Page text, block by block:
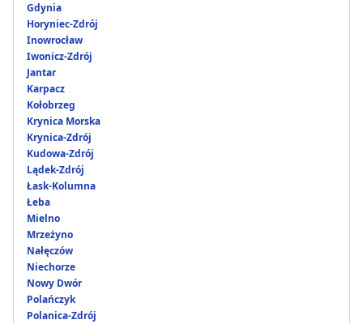
Gdynia
Horyniec-Zdrój
Inowrocław
Iwonicz-Zdrój
Jantar
Karpacz
Kołobrzeg
Krynica Morska
Krynica-Zdrój
Kudowa-Zdrój
Lądek-Zdrój
Łask-Kolumna
Łeba
Mielno
Mrzeżyno
Nałęczów
Niechorze
Nowy Dwór
Polańczyk
Polanica-Zdrój